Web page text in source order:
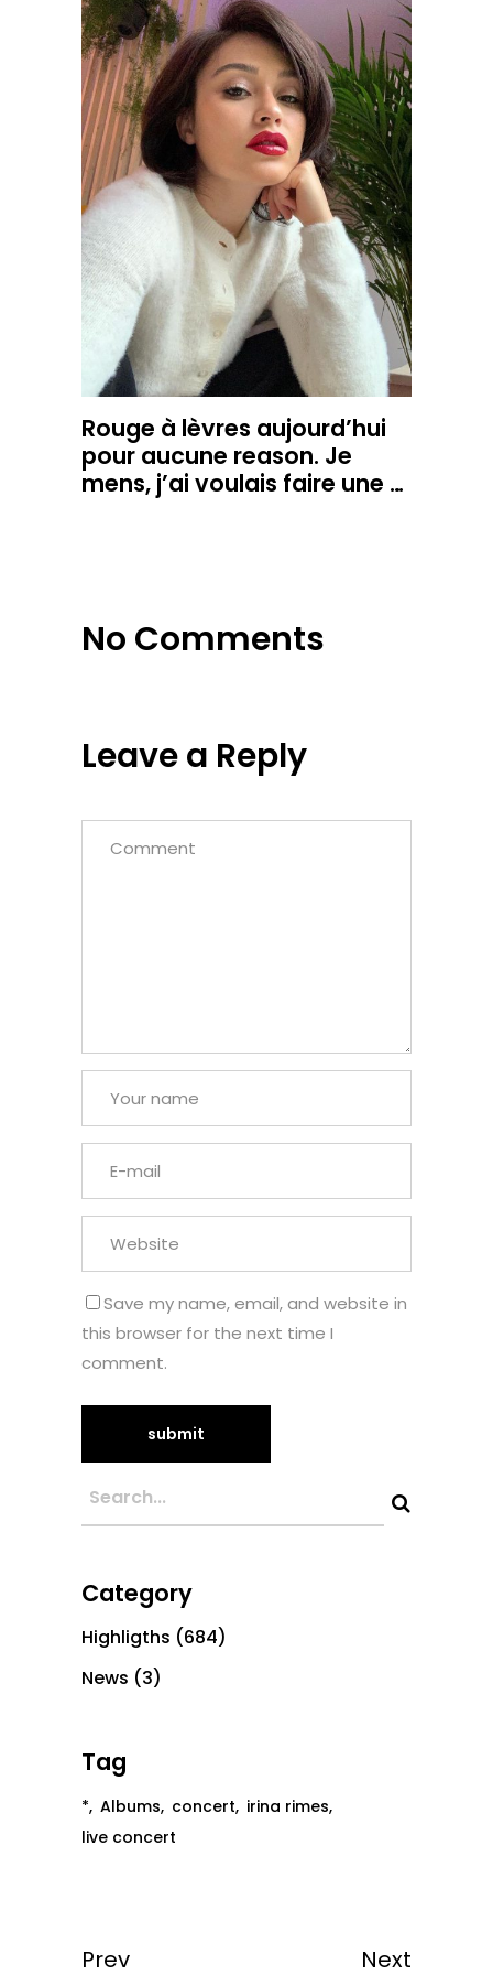
Rouge à lèvres aujourd’hui
pour aucune reason. Je
mens, j’ai voulais faire une …
No Comments
Leave a Reply
Save my name, email, and website in
this browser for the next time I
comment.
Category
Highligths (684)
News (3)
Tag
* Albums concert irina rimes
live concert
Prev Next